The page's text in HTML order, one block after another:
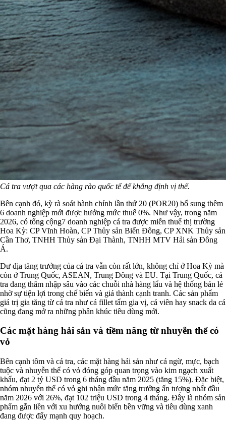
Cá tra vượt qua các hàng rào quốc tế để khẳng định vị thế.
Bên cạnh đó, kỳ rà soát hành chính lần thứ 20 (POR20) bổ sung thêm
6 doanh nghiệp mới được hưởng mức thuế 0%. Như vậy, trong năm
2026, có tổng cộng7 doanh nghiệp cá tra được miễn thuế thị trường
Hoa Kỳ: CP Vĩnh Hoàn, CP Thủy sản Biển Đông, CP XNK Thủy sản
Cần Thơ, TNHH Thủy sản Đại Thành, TNHH MTV Hải sản Đông
Á.
Dư địa tăng trưởng của cá tra vẫn còn rất lớn, không chỉ ở Hoa Kỳ mà
còn ở Trung Quốc, ASEAN, Trung Đông và EU. Tại Trung Quốc, cá
tra đang thâm nhập sâu vào các chuỗi nhà hàng lẩu và hệ thống bán lẻ
nhờ sự tiện lợi trong chế biến và giá thành cạnh tranh. Các sản phẩm
giá trị gia tăng từ cá tra như cá fillet tẩm gia vị, cá viên hay snack da cá
cũng đang mở ra những phân khúc tiêu dùng mới.
Các mặt hàng hải sản và tiềm năng từ nhuyễn thể có
vỏ
Bên cạnh tôm và cá tra, các mặt hàng hải sản như cá ngừ, mực, bạch
tuộc và nhuyễn thể có vỏ đóng góp quan trọng vào kim ngạch xuất
khẩu, đạt 2 tỷ USD trong 6 tháng đầu năm 2025 (tăng 15%). Đặc biệt,
nhóm nhuyễn thể có vỏ ghi nhận mức tăng trưởng ấn tượng nhất đầu
năm 2026 với 26%, đạt 102 triệu USD trong 4 tháng. Đây là nhóm sản
phẩm gắn liền với xu hướng nuôi biển bền vững và tiêu dùng xanh
đang được đẩy mạnh quy hoạch.